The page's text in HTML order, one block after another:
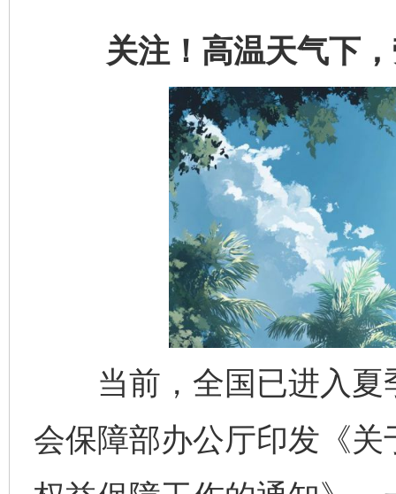
关注！高温天气下，
当前，全国已进入夏
会保障部办公厅印发《